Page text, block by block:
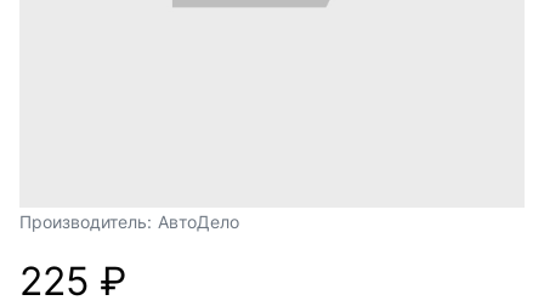
Производитель: АвтоДело
225 ₽